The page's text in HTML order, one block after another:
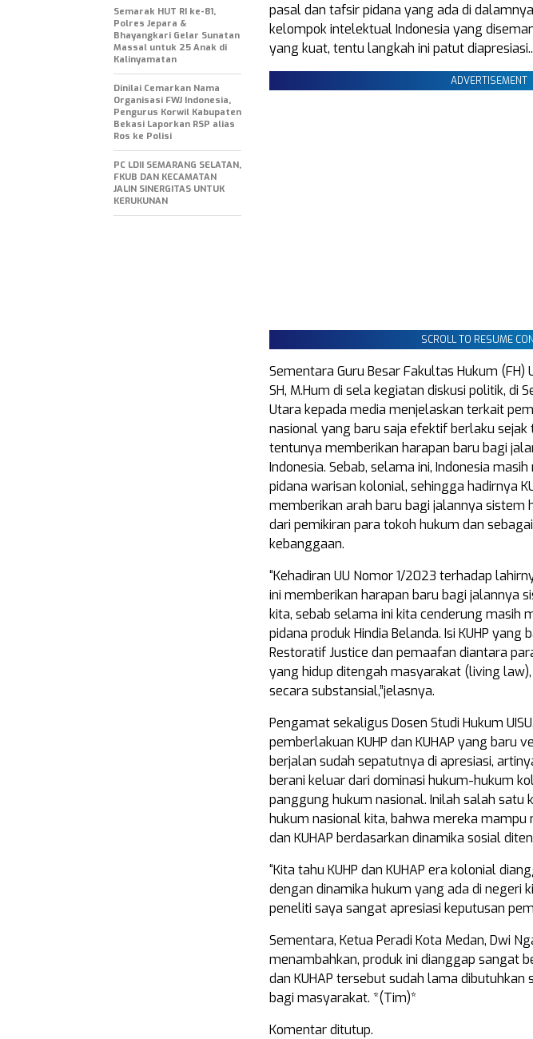
pasal dan tafsir pidana yang ada di
kelompok intelektual Indonesia yang
yang kuat, tentu langkah ini patut diapresiasi..
ADVERTISEMENT
SCROLL TO RESUME
Sementara Guru Besar Fakultas Hukum (FH)
SH, M.Hum di sela kegiatan diskusi politik, di
Utara kepada media menjelaskan terkait
nasional yang baru saja efektif berlaku
tentunya memberikan harapan baru bagi
Indonesia. Sebab, selama ini, Indonesia
pidana warisan kolonial, sehingga hadirnya
memberikan arah baru bagi jalannya sistem
dari pemikiran para tokoh hukum dan
kebanggaan.
“Kehadiran UU Nomor 1/2023 terhadap
ini memberikan harapan baru bagi jalannya
kita, sebab selama ini kita cenderung masih
pidana produk Hindia Belanda. Isi KUHP yang
Restoratif Justice dan pemaafan diantara
yang hidup ditengah masyarakat (living
secara substansial,”jelasnya.
Pengamat sekaligus Dosen Studi Hukum
pemberlakuan KUHP dan KUHAP yang baru
berjalan sudah sepatutnya di apresiasi,
berani keluar dari dominasi hukum-hukum
panggung hukum nasional. Inilah salah satu
hukum nasional kita, bahwa mereka mampu
dan KUHAP berdasarkan dinamika sosial
“Kita tahu KUHP dan KUHAP era kolonial
dengan dinamika hukum yang ada di negeri
peneliti saya sangat apresiasi keputusan
Sementara, Ketua Peradi Kota Medan, Dwi
menambahkan, produk ini dianggap sangat
dan KUHAP tersebut sudah lama
bagi masyarakat. *(Tim)*
Komentar ditutup.
Semarak HUT RI ke-81,
Polres Jepara &
Bhayangkari Gelar Sunatan
Massal untuk 25 Anak di
Kalinyamatan
Dinilai Cemarkan Nama
Organisasi FWJ Indonesia,
Pengurus Korwil Kabupaten
Bekasi Laporkan RSP alias
Ros ke Polisi
PC LDII SEMARANG SELATAN,
FKUB DAN KECAMATAN
JALIN SINERGITAS UNTUK
KERUKUNAN